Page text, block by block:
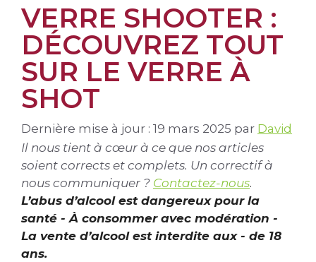
VERRE SHOOTER :
DÉCOUVREZ TOUT
SUR LE VERRE À
SHOT
Dernière mise à jour : 19 mars 2025 par David
Il nous tient à cœur à ce que nos articles
soient corrects et complets. Un correctif à
nous communiquer ? Contactez-nous.
L’abus d’alcool est dangereux pour la
santé - À consommer avec modération -
La vente d’alcool est interdite aux - de 18
ans.